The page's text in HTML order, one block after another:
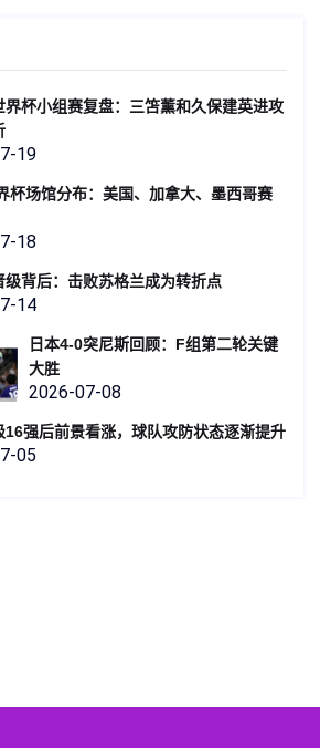
界杯小组赛复盘：三笘薰和久保建英进攻
19
杯场馆分布：美国、加拿大、墨西哥赛
18
级背后：击败苏格兰成为转折点
14
日本4-0突尼斯回顾：F组第二轮关键
大胜
2026-07-08
16强后前景看涨，球队攻防状态逐渐提升
05